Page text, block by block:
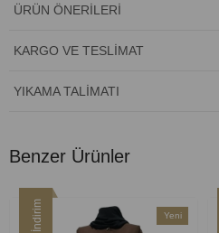
ÜRÜN ÖNERILERI
KARGO VE TESLIMAT
YIKAMA TALIMATI
Benzer Ürünler
İndirim
Yeni